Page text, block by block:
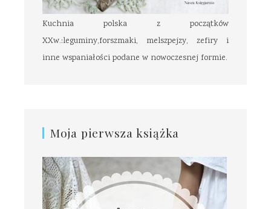
Kuchnia polska z początków
XXw.:leguminy,forszmaki, melszpejzy, zefiry i
inne wspaniałości podane w nowoczesnej formie.
Moja pierwsza książka